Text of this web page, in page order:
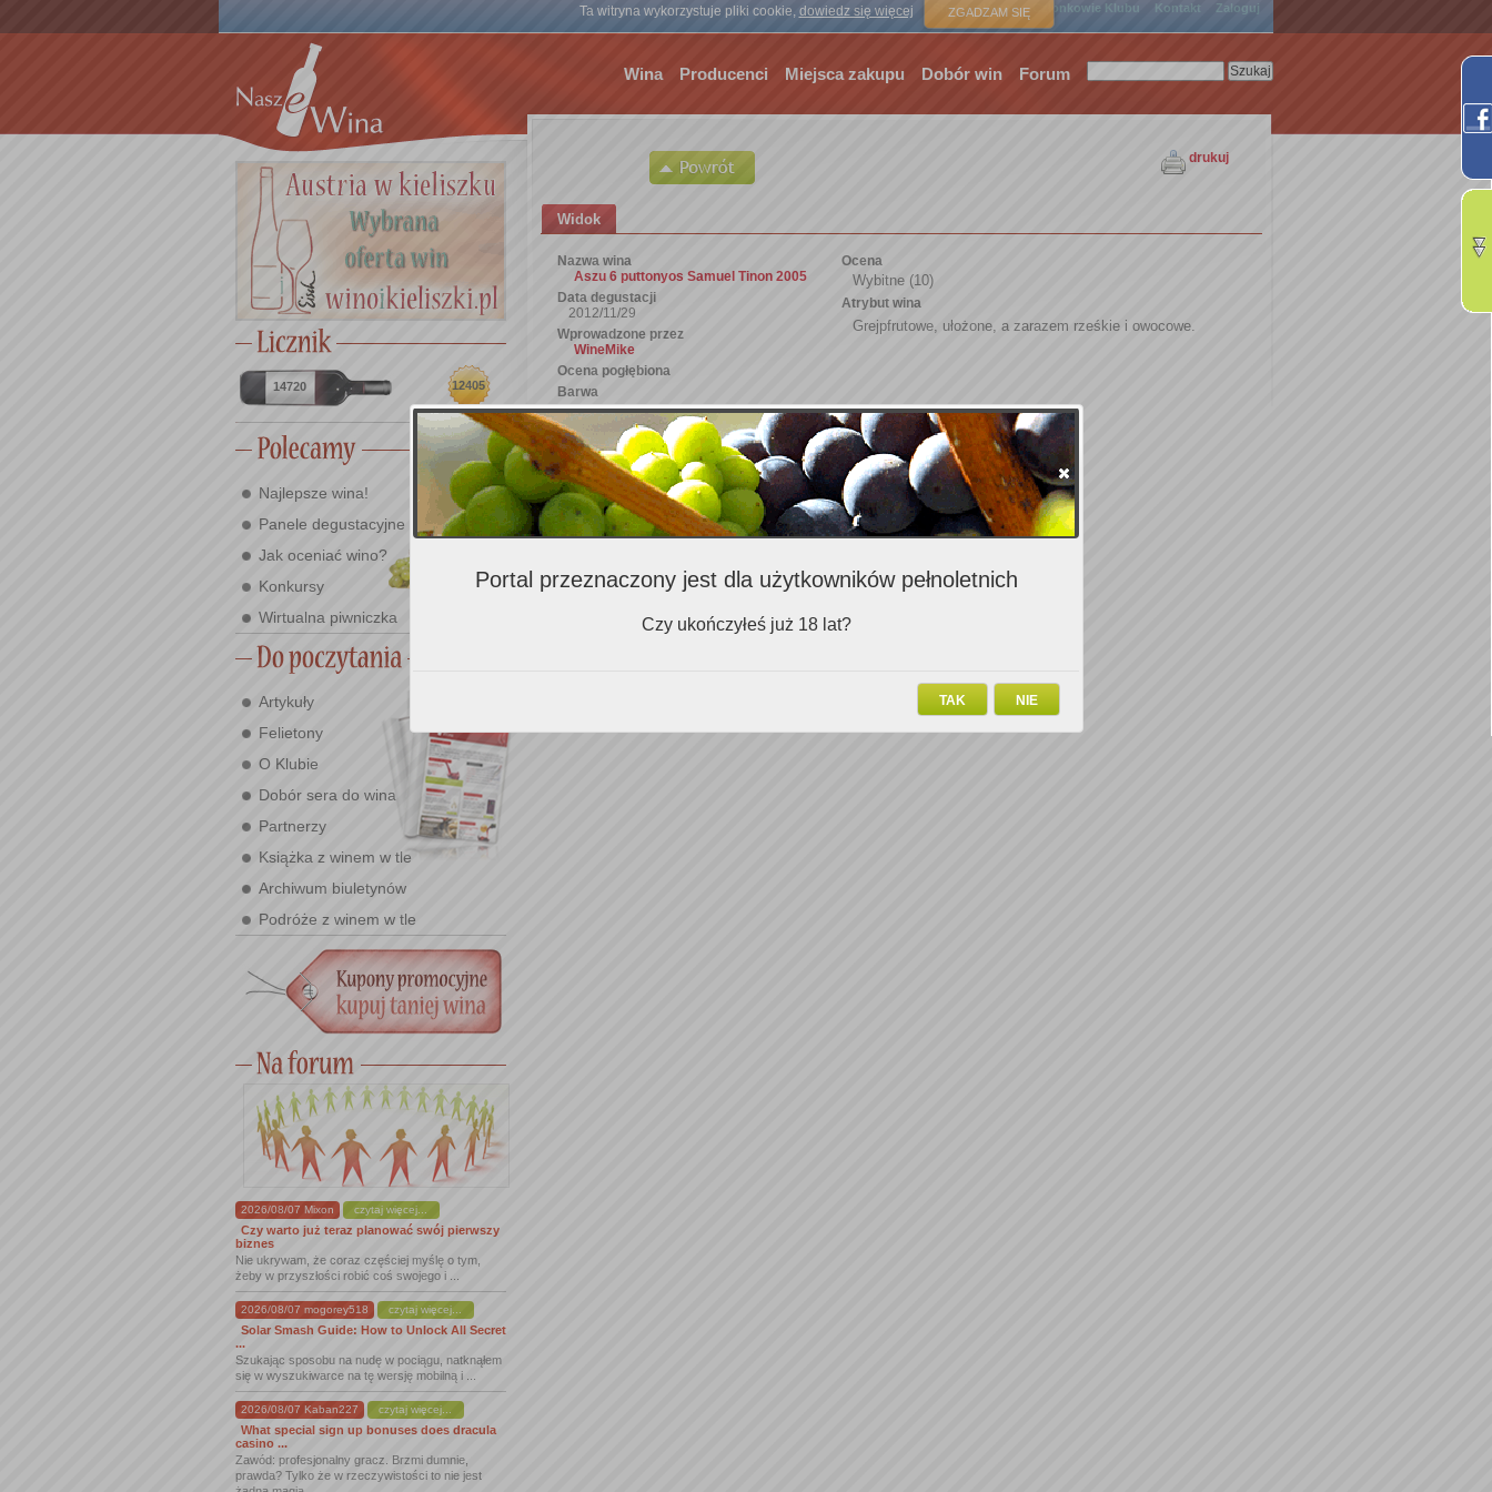
Ta witryna wykorzystuje pliki cookie, dowiedz się więcej ZGADZAM SIĘ
Strona główna Członkowie Klubu Kontakt Zaloguj
Wina Producenci Miejsca zakupu Dobór win Forum
14720 12405
Najlepsze wina!
Panele degustacyjne
Jak oceniać wino?
Konkursy
Wirtualna piwniczka
Artykuły
Felietony
O Klubie
Dobór sera do wina
Partnerzy
Książka z winem w tle
Archiwum biuletynów
Podróże z winem w tle
2026/08/07 Mixon czytaj więcej...
Czy warto już teraz planować swój pierwszy
biznes
Nie ukrywam, że coraz częściej myślę o tym,
żeby w przyszłości robić coś swojego i ...
2026/08/07 mogorey518 czytaj więcej...
Solar Smash Guide: How to Unlock All Secret
...
Szukając sposobu na nudę w pociągu, natknąłem
się w wyszukiwarce na tę wersję mobilną i ...
2026/08/07 Kaban227 czytaj więcej...
What special sign up bonuses does dracula
casino ...
Zawód: profesjonalny gracz. Brzmi dumnie,
prawda? Tylko że w rzeczywistości to nie jest
drukuj
Widok
Nazwa wina
Aszu 6 puttonyos Samuel Tinon 2005
Data degustacji
2012/11/29
Wprowadzone przez
WineMike
Ocena
Wybitne (10)
Atrybut wina
Grejpfrutowe, ułożone, a zarazem rześkie i owocowe.
Ocena pogłębiona
Barwa
Klarowność
Zapach
Smak
Portal przeznaczony jest dla użytkowników pełnoletnich
Czy ukończyłeś już 18 lat?
NIE
TAK